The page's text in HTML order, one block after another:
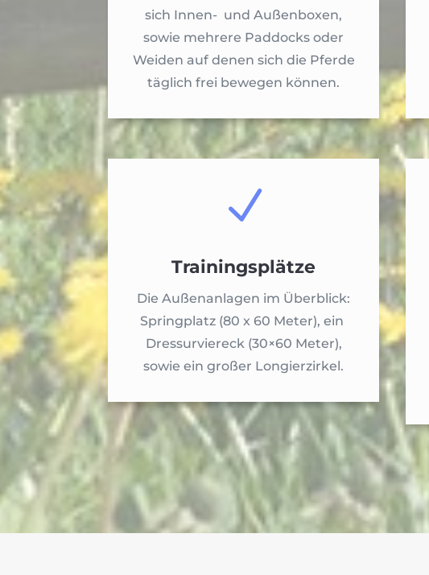
sich Innen- und Außenboxen,
sowie mehrere Paddocks oder
Weiden auf denen sich die Pferde
täglich frei bewegen können.
N
Trainingsplätze
Die Außenanlagen im Überblick:
Springplatz (80 x 60 Meter), ein
Dressurviereck (30×60 Meter),
sowie ein großer Longierzirkel.